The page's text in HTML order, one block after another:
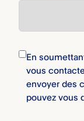
En
vous
envoyer des
pouvez vous